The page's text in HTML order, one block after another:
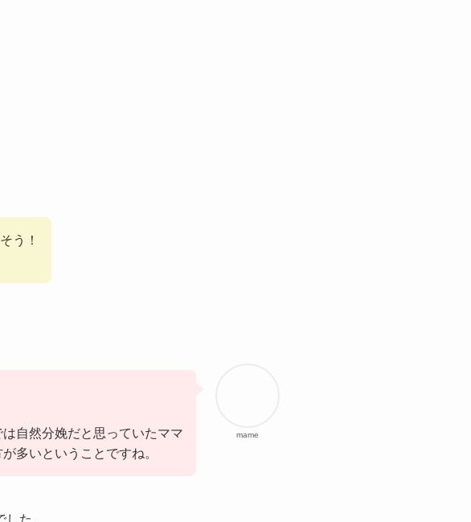
う！
mame
自然分娩だと思っていたママ
多いということですね。